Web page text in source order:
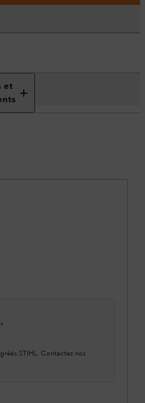
et
STIHL. Contactez nos